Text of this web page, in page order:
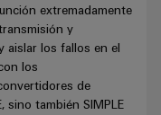
extremadamente
y
aislar los fallos en el
los
de
sino también SIMPLE